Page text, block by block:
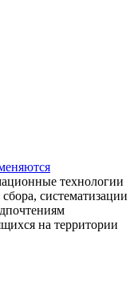
технологии
систематизации
на территории